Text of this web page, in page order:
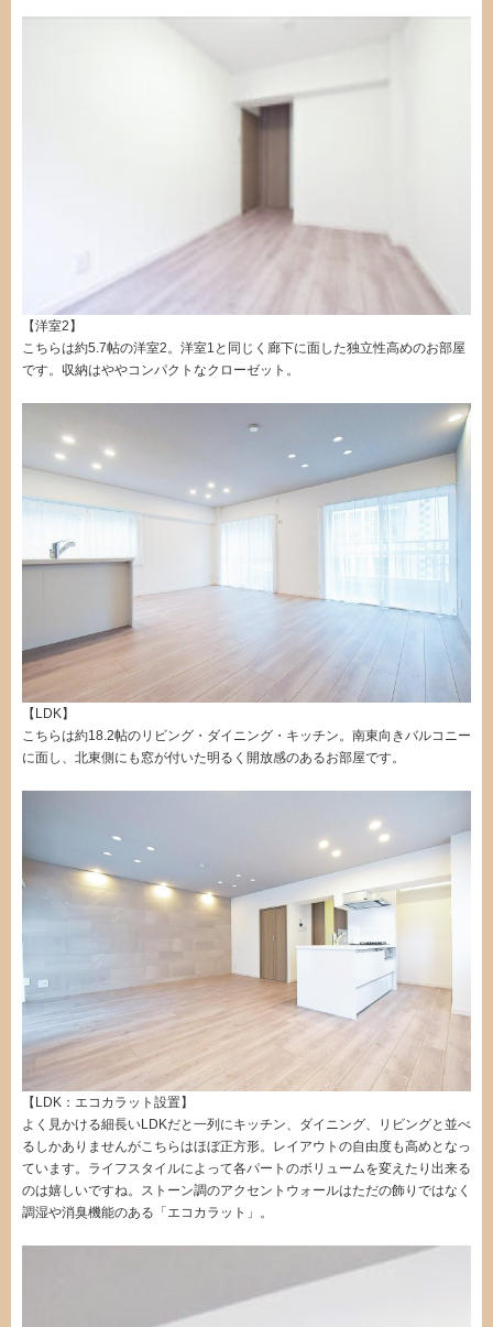
【洋室2】
こちらは約5.7帖の洋室2。洋室1と同じく廊下に面した独立性高めのお部屋
です。収納はややコンパクトなクローゼット。
【LDK】
こちらは約18.2帖のリビング・ダイニング・キッチン。南東向きバルコニー
に面し、北東側にも窓が付いた明るく開放感のあるお部屋です。
【LDK：エコカラット設置】
よく見かける細長いLDKだと一列にキッチン、ダイニング、リビングと並べ
るしかありませんがこちらはほぼ正方形。レイアウトの自由度も高めとなっ
ています。ライフスタイルによって各パートのボリュームを変えたり出来る
のは嬉しいですね。ストーン調のアクセントウォールはただの飾りではなく
調湿や消臭機能のある「エコカラット」。